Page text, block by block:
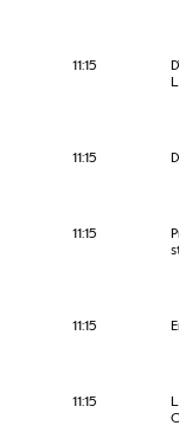
11:15
11:15
11:15
11:15
11:15